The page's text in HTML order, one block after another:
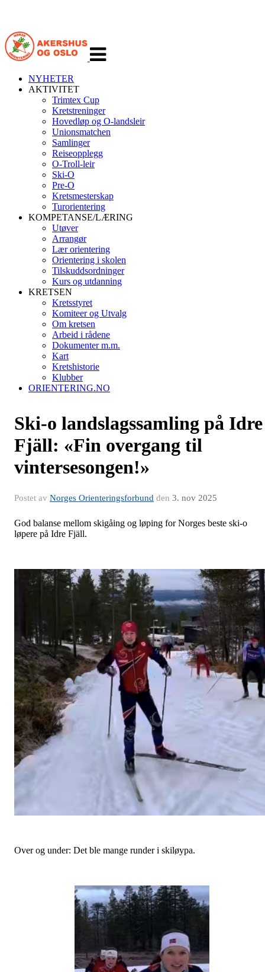
navigasjon
NYHETER
AKTIVITET
Trimtex Cup
Kretstreninger
Hovedløp og O-landsleir
Unionsmatchen
Samlinger
Reiseopplegg
O-Troll-leir
Ski-O
Pre-O
Kretsmesterskap
Turorientering
KOMPETANSE/LÆRING
Utøver
Arrangør
Lær orientering
Orientering i skolen
Tilskuddsordninger
Kurs og utdanning
KRETSEN
Kretsstyret
Komiteer og Utvalg
Om kretsen
Arbeid i rådene
Dokumenter m.m.
Kart
Kretshistorie
Klubber
ORIENTERING.NO
Ski-o landslagssamling på Idre
Fjäll: «Fin overgang til
vintersesongen!»
Postet av Norges Orienteringsforbund den 3. nov 2025
God balanse mellom skigåing og løping for Norges beste ski-o
løpere på Idre Fjäll.
Over og under: Det ble mange runder i skiløypa.